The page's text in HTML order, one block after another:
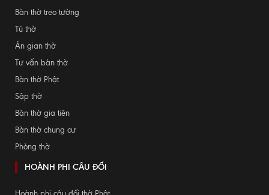
Bàn thờ treo tường
Tủ thờ
Án gian thờ
Tư vấn bàn thờ
Bàn thờ Phật
Sập thờ
Bàn thờ gia tiên
Bàn thờ chung cư
Phòng thờ
HOÀNH PHI CÂU ĐỐI